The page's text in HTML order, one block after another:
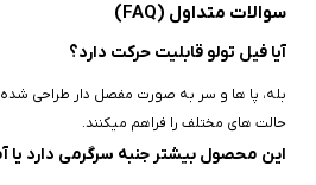
سوالات متداول (FAQ)
آیا فیل تولو قابلیت حرکت دارد؟
بله، پا ها و سر به‌ صورت مفصل‌ دار طراحی
حالت‌ های مختلف را فراهم میکنند.
این محصول بیشتر جنبه سرگرمی دارد یا